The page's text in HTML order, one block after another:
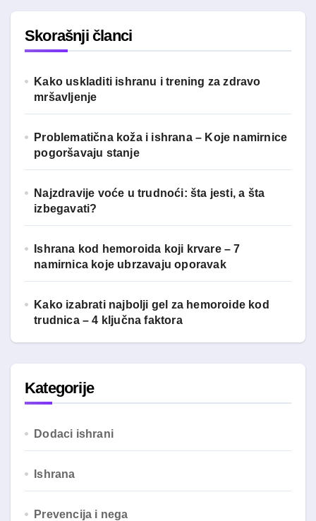
g
a
a
Skorašnji članci
Kako uskladiti ishranu i trening za zdravo
mršavljenje
Problematična koža i ishrana – Koje namirnice
pogoršavaju stanje
Najzdravije voće u trudnoći: šta jesti, a šta
izbegavati?
Ishrana kod hemoroida koji krvare – 7
namirnica koje ubrzavaju oporavak
Kako izabrati najbolji gel za hemoroide kod
trudnica – 4 ključna faktora
Kategorije
Dodaci ishrani
Ishrana
Prevencija i nega